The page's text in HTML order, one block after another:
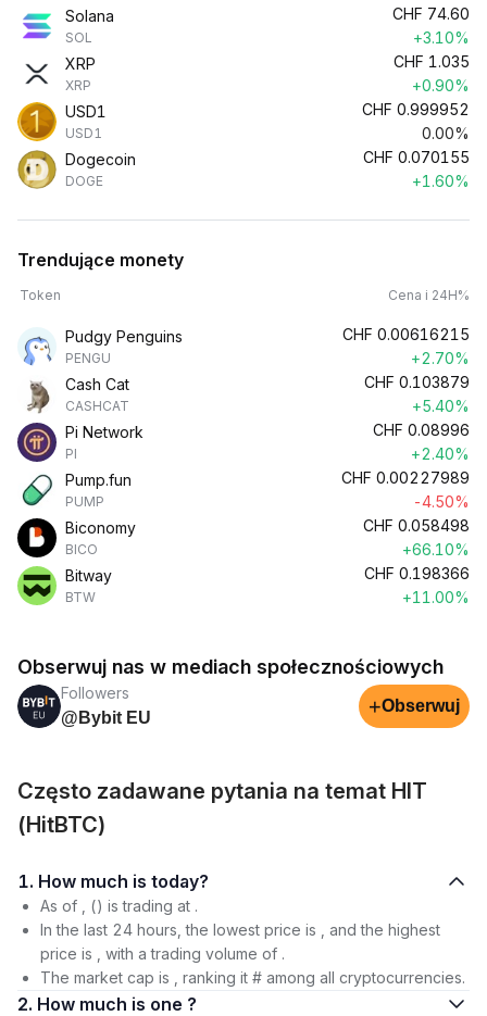
Solana
SOL
CHF 74.60
+3.10%
XRP
XRP
CHF 1.035
+0.90%
USD1
USD1
CHF 0.999952
0.00%
Dogecoin
DOGE
CHF 0.070155
+1.60%
Trendujące monety
Token Cena i 24H%
Pudgy Penguins
PENGU
CHF 0.00616215
+2.70%
Cash Cat
CASHCAT
CHF 0.103879
+5.40%
Pi Network
PI
CHF 0.08996
+2.40%
Pump.fun
PUMP
CHF 0.00227989
-4.50%
Biconomy
BICO
CHF 0.058498
+66.10%
Bitway
BTW
CHF 0.198366
+11.00%
Obserwuj nas w mediach społecznościowych
Followers
@Bybit EU
+Obserwuj
Często zadawane pytania na temat HIT
(HitBTC)
1. How much is today?
As of , () is trading at .
In the last 24 hours, the lowest price is , and the highest
price is , with a trading volume of .
The market cap is , ranking it # among all cryptocurrencies.
2. How much is one ?